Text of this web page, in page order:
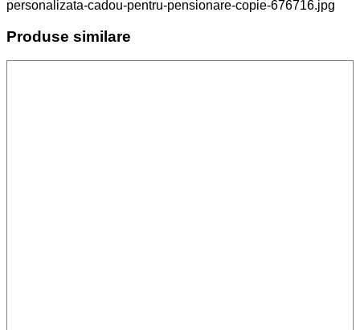
personalizata-cadou-pentru-pensionare-copie-676716.jpg
Produse similare